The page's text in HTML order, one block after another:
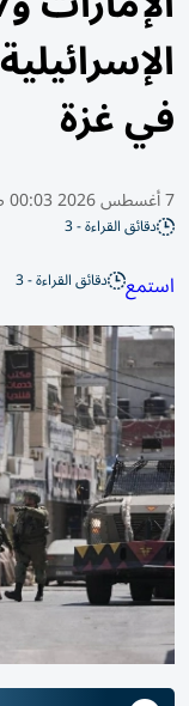
في غزة
7 أغسطس 2026 00:03 صباحًا
دقائق القراءة - 3
استمع دقائق القراءة - 3